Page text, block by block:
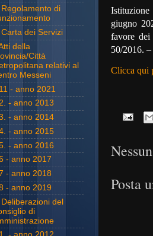
giugno
favore dei
50/2016.
Clicca qui
Posta
di
dei Servizi
della
Città
relativi al
Messeni
- anno 2021
- anno 2013
- anno 2014
- anno 2015
- anno 2016
- anno 2017
- anno 2018
- anno 2019
del
di